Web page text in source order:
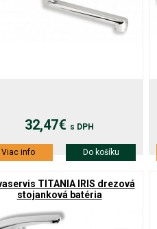
32,47€ s DPH
Viac info Do košíku
TITANIA IRIS drezová
stojanková batéria